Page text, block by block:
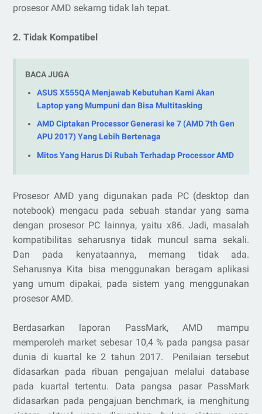
prosesor AMD sekarng tidak lah tepat.
2. Tidak Kompatibel
BACA JUGA
ASUS X555QA Menjawab Kebutuhan Kami Akan
Laptop yang Mumpuni dan Bisa Multitasking
AMD Ciptakan Processor Generasi ke 7 (AMD 7th Gen
APU 2017) Yang Lebih Bertenaga
Mitos Yang Harus Di Rubah Terhadap Processor AMD
Prosesor AMD yang digunakan pada PC (desktop dan
notebook) mengacu pada sebuah standar yang sama
dengan prosesor PC lainnya, yaitu x86. Jadi, masalah
kompatibilitas seharusnya tidak muncul sama sekali.
Dan pada kenyataannya, memang tidak ada.
Seharusnya Kita bisa menggunakan beragam aplikasi
yang umum dipakai, pada sistem yang menggunakan
prosesor AMD.
Berdasarkan laporan PassMark, AMD mampu
memperoleh market sebesar 10,4 % pada pangsa pasar
dunia di kuartal ke 2 tahun 2017. Penilaian tersebut
didasarkan pada ribuan pengajuan melalui database
pada kuartal tertentu. Data pangsa pasar PassMark
didasarkan pada pengajuan benchmark, ia menghitung